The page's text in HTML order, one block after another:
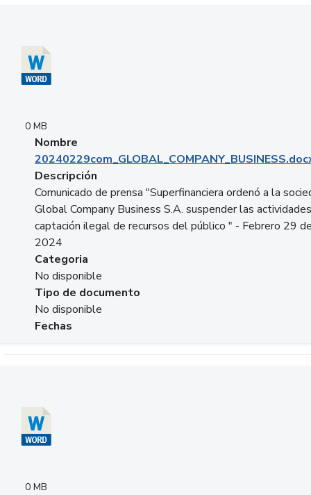
0 MB
Nombre
Descripción
Comunicado de prensa "Superfinanciera ordenó a la
Global Company Business S.A. suspender las
captación ilegal de recursos del público " - Febrero 29
2024
Categoria
No disponible
Tipo de documento
No disponible
Fechas
0 MB